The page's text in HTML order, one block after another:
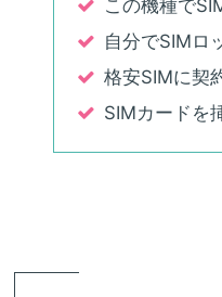
この機種で
自分でSIMロ
格安SIMに契
SIMカードを